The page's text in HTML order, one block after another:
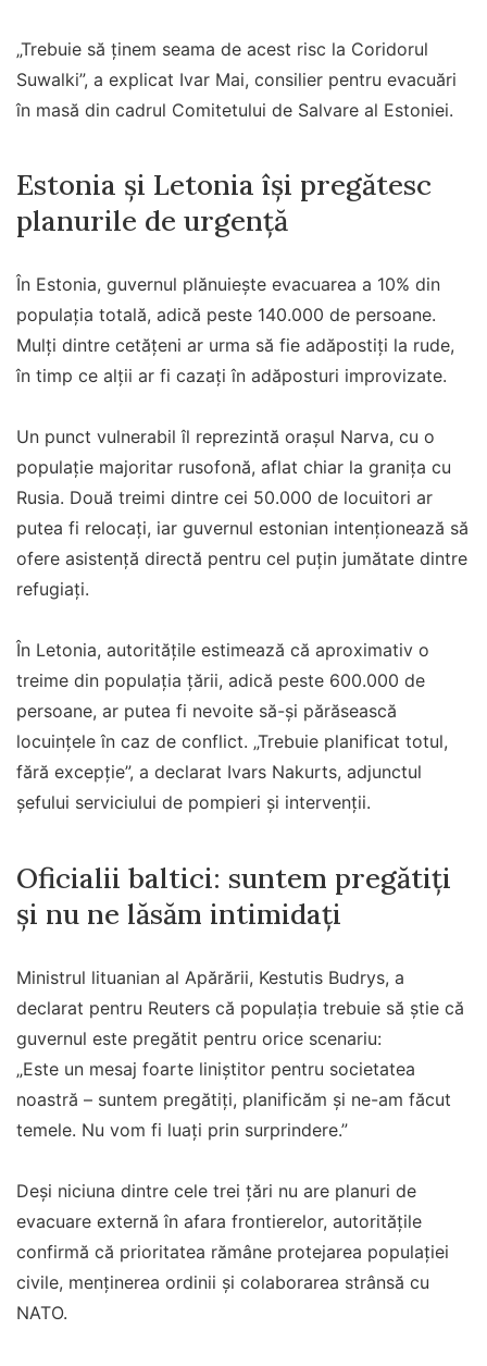
„Trebuie să ținem seama de acest risc la Coridorul
Suwalki”, a explicat Ivar Mai, consilier pentru evacuări
în masă din cadrul Comitetului de Salvare al Estoniei.
Estonia și Letonia își pregătesc
planurile de urgență
În Estonia, guvernul plănuiește evacuarea a 10% din
populația totală, adică peste 140.000 de persoane.
Mulți dintre cetățeni ar urma să fie adăpostiți la rude,
în timp ce alții ar fi cazați în adăposturi improvizate.
Un punct vulnerabil îl reprezintă orașul Narva, cu o
populație majoritar rusofonă, aflat chiar la granița cu
Rusia. Două treimi dintre cei 50.000 de locuitori ar
putea fi relocați, iar guvernul estonian intenționează să
ofere asistență directă pentru cel puțin jumătate dintre
refugiați.
În Letonia, autoritățile estimează că aproximativ o
treime din populația țării, adică peste 600.000 de
persoane, ar putea fi nevoite să-și părăsească
locuințele în caz de conflict. „Trebuie planificat totul,
fără excepție”, a declarat Ivars Nakurts, adjunctul
șefului serviciului de pompieri și intervenții.
Oficialii baltici: suntem pregătiți
și nu ne lăsăm intimidați
Ministrul lituanian al Apărării, Kestutis Budrys, a
declarat pentru Reuters că populația trebuie să știe că
guvernul este pregătit pentru orice scenariu:
„Este un mesaj foarte liniștitor pentru societatea
noastră – suntem pregătiți, planificăm și ne-am făcut
temele. Nu vom fi luați prin surprindere.”
Deși niciuna dintre cele trei țări nu are planuri de
evacuare externă în afara frontierelor, autoritățile
confirmă că prioritatea rămâne protejarea populației
civile, menținerea ordinii și colaborarea strânsă cu
NATO.